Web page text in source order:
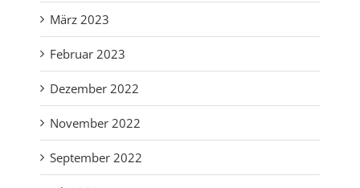
März 2023
Februar 2023
Dezember 2022
November 2022
September 2022